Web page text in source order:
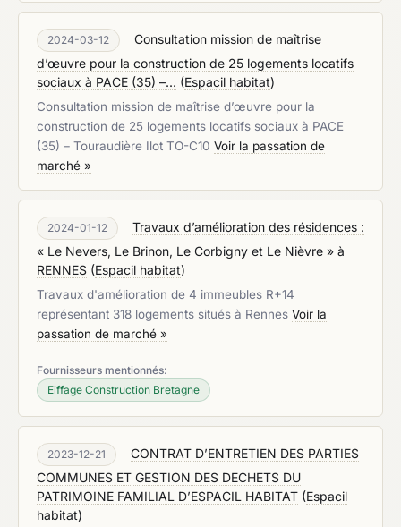
2024-03-12
Consultation mission de maîtrise
d’œuvre pour la construction de 25 logements locatifs
sociaux à PACE (35) –... (Espacil habitat)
Consultation mission de maîtrise d’œuvre pour la
construction de 25 logements locatifs sociaux à PACE
(35) – Touraudière Ilot TO-C10 Voir la passation de
marché »
2024-01-12
Travaux d’amélioration des résidences :
« Le Nevers, Le Brinon, Le Corbigny et Le Nièvre » à
RENNES (Espacil habitat)
Travaux d'amélioration de 4 immeubles R+14
représentant 318 logements situés à Rennes Voir la
passation de marché »
Fournisseurs mentionnés:
Eiffage Construction Bretagne
2023-12-21
CONTRAT D’ENTRETIEN DES PARTIES
COMMUNES ET GESTION DES DECHETS DU
PATRIMOINE FAMILIAL D’ESPACIL HABITAT (Espacil
habitat)